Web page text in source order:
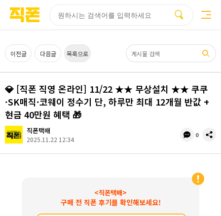
이전글 다음글 목록으로
💎 [직폰 직영 온라인] 11/22 ★★ 무상설치 ★★ 쿠쿠
·SK매직·코웨이 정수기 단, 하루만 최대 12개월 반값 +
현금 40만원 혜택 🎁
직폰택배
2025.11.22 12:34
댓
수
0
공
<직폰택배>
구매 전 직폰 후기를 확인해보세요!
페이지
페이지
페이지
페이지